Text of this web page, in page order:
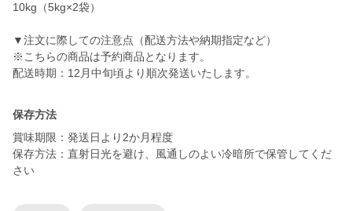
10kg（5kg×2袋）
▼注文に際しての注意点（配送方法や納期指定など）
※こちらの商品は予約商品となります。
配送時期：12月中旬頃より順次発送いたします。
保存方法
賞味期限：発送日より2か月程度
保存方法：直射日光を避け、風通しのよい冷暗所で保管してくだ
さい